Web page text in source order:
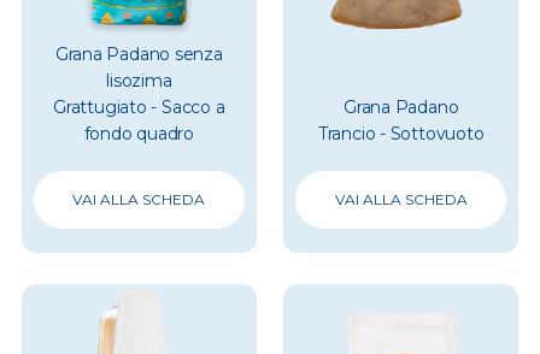
Grana Padano senza
lisozima
Grattugiato - Sacco a
fondo quadro
VAI ALLA SCHEDA
Grana Padano
Trancio - Sottovuoto
VAI ALLA SCHEDA